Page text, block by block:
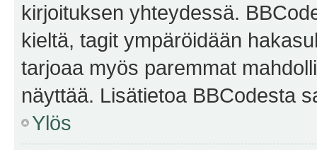
kirjoituksen yhteydessä.
kieltä, tagit ympäröidään
tarjoaa myös paremmat
näyttää. Lisätietoa BBCodesta
Ylös